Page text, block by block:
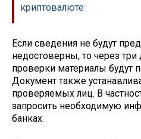
криптовалюте
Если сведения не будут
недостоверны, то через
проверки материалы будут
Документ также
проверяемых лиц. В
запросить необходимую
банках.